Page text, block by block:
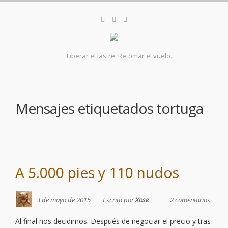
Liberar el lastre. Retomar el vuelo.
Mensajes etiquetadostortuga
A 5.000 pies y 110 nudos
3 de mayo de 2015 2 comentarios
Escrito porXose
Al final nos decidimos. Después de negociar el precio y tras